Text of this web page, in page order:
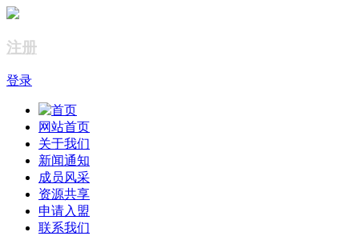
注册
登录
网站首页
关于我们
新闻通知
成员风采
资源共享
申请入盟
联系我们